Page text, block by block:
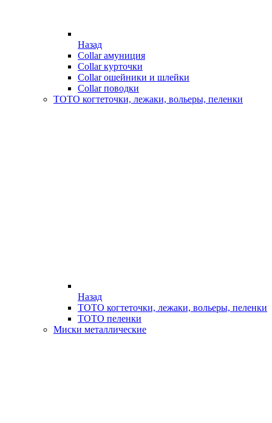
Назад
Collar амуниция
Collar курточки
Collar ошейники и шлейки
Collar поводки
ТОТО когтеточки, лежаки, вольеры, пеленки
Назад
ТОТО когтеточки, лежаки, вольеры, пеленки
ТОТО пеленки
Миски металлические